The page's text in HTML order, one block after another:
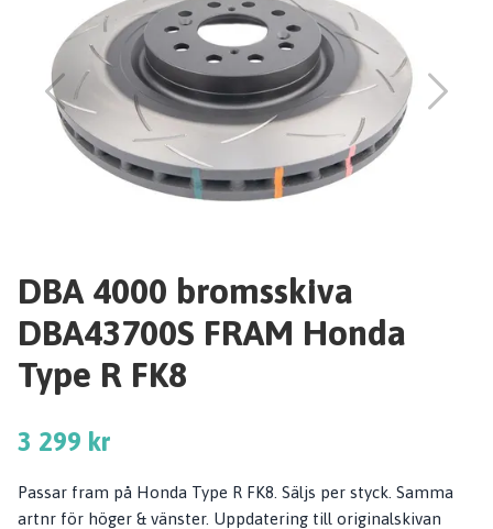
DBA 4000 bromsskiva
DBA43700S FRAM Honda
Type R FK8
3 299 kr
Passar fram på Honda Type R FK8. Säljs per styck. Samma
artnr för höger & vänster. Uppdatering till originalskivan